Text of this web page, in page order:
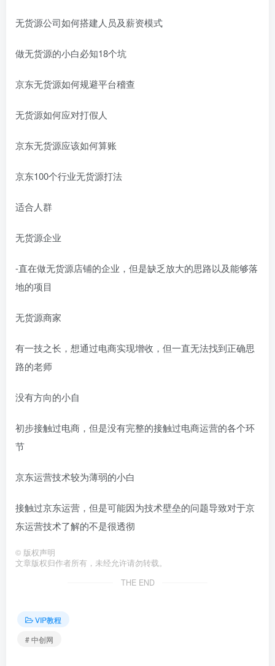
无货源公司如何搭建人员及薪资模式
做无货源的小白必知18个坑
京东无货源如何规避平台稽查
无货源如何应对打假人
京东无货源应该如何算账
京东100个行业无货源打法
适合人群
无货源企业
-直在做无货源店铺的企业，但是缺乏放大的思路以及能够落
地的项目
无货源商家
有一技之长，想通过电商实现增收，但一直无法找到正确思
路的老师
没有方向的小自
初步接触过电商，但是没有完整的接触过电商运营的各个环
节
京东运营技术较为薄弱的小白
接触过京东运营，但是可能因为技术壁垒的问题导致对于京
东运营技术了解的不是很透彻
© 版权声明
文章版权归作者所有，未经允许请勿转载。
THE END
VIP教程
# 中创网